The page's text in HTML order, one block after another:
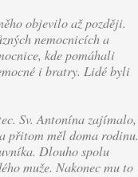
objevilo až později.
nemocnicích a
kde pomáhali
i bratry. Lidé byli
Sv. Antonína zajímalo,
přitom měl doma rodinu.
Dlouho spolu
muže. Nakonec mu to